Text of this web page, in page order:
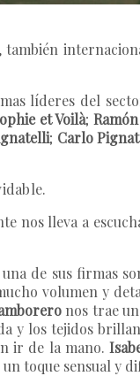
también
líderes del
et Voilà;
; Carlo
nos lleva a
de sus firmas
volumen y
nos trae
y los tejidos
ir de la mano.
toque sensual y